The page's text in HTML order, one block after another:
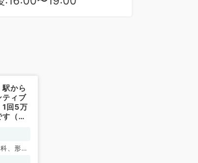
駅から
ティブ
回5万
（一
、形成
呼吸器